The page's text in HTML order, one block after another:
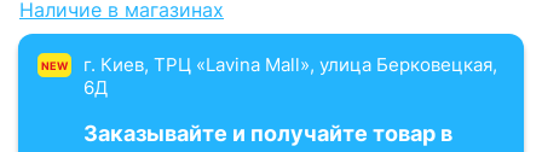
Наличие в магазинах
NEW
г. Киев, ТРЦ «Lavina Mall», улица Берковецкая,
6Д
Заказывайте и получайте товар в